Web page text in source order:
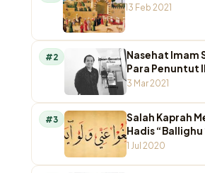
13 Feb 2021
#2
Nasehat Imam
Para Penuntut
3 Mar 2021
#3
Salah Kaprah
Hadis “Ballighu
Ayah”
1 Jul 2020